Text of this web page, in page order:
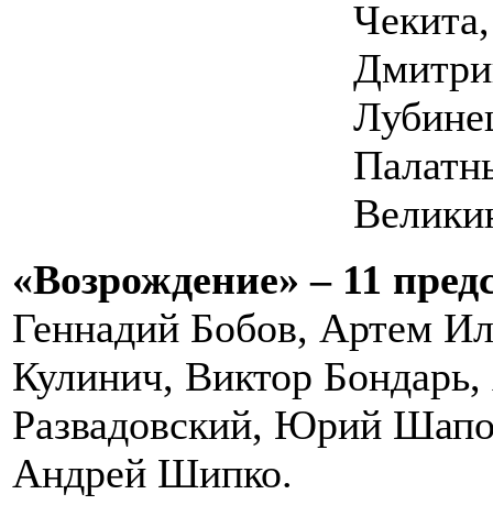
«Возрождение» – 11
Геннадий Бобов, Артем
Кулинич, Виктор
Развадовский, Юрий
Андрей Шипко.